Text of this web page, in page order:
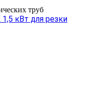
труб
кВт для резки